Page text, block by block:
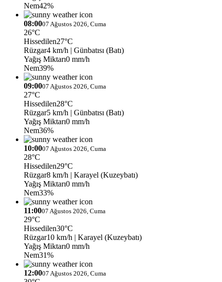
Nem42%
08:0007 Ağustos 2026, Cuma
26°C
Hissedilen27°C
Rüzgar4 km/h | Günbatısı (Batı)
Yağış Miktarı0 mm/h
Nem39%
09:0007 Ağustos 2026, Cuma
27°C
Hissedilen28°C
Rüzgar5 km/h | Günbatısı (Batı)
Yağış Miktarı0 mm/h
Nem36%
10:0007 Ağustos 2026, Cuma
28°C
Hissedilen29°C
Rüzgar8 km/h | Karayel (Kuzeybatı)
Yağış Miktarı0 mm/h
Nem33%
11:0007 Ağustos 2026, Cuma
29°C
Hissedilen30°C
Rüzgar10 km/h | Karayel (Kuzeybatı)
Yağış Miktarı0 mm/h
Nem31%
12:0007 Ağustos 2026, Cuma